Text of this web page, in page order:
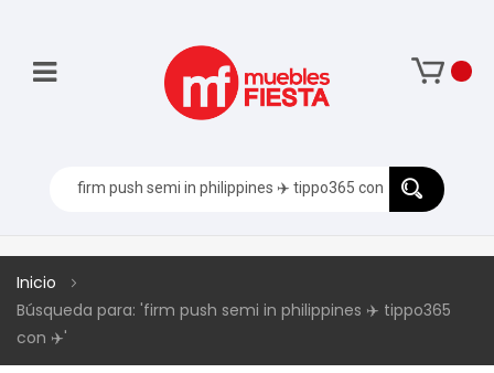
Inicio
Búsqueda para: 'firm push semi in philippines ✈️ tippo365
con ✈️'